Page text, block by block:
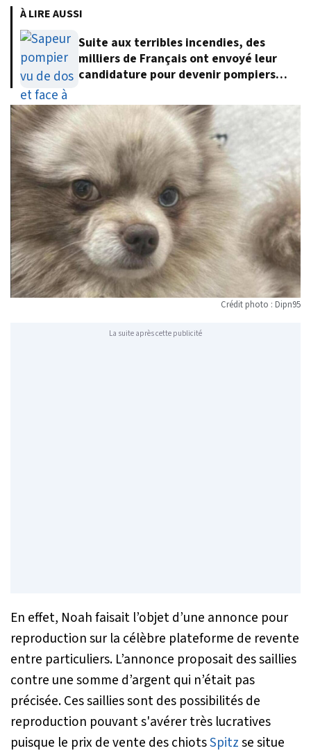
À LIRE AUSSI
Suite aux terribles incendies, des
milliers de Français ont envoyé leur
candidature pour devenir pompiers
Crédit photo : Dipn95
La suite après cette publicité
En effet, Noah faisait l’objet d’une annonce pour
reproduction sur la célèbre plateforme de revente
entre particuliers. L’annonce proposait des saillies
contre une somme d’argent qui n’était pas
précisée. Ces saillies sont des possibilités de
reproduction pouvant s'avérer très lucratives
puisque le prix de vente des chiotsSpitzse situe